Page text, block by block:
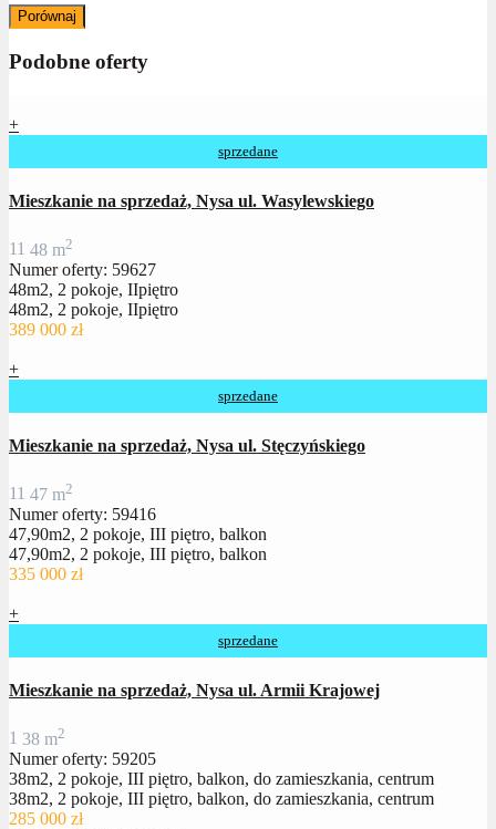
Porównaj
Podobne oferty
+
sprzedane
Mieszkanie na sprzedaż, Nysa ul. Wasylewskiego
11 48 m2
Numer oferty: 59627
48m2, 2 pokoje, IIpiętro
48m2, 2 pokoje, IIpiętro
389 000 zł
+
sprzedane
Mieszkanie na sprzedaż, Nysa ul. Stęczyńskiego
11 47 m2
Numer oferty: 59416
47,90m2, 2 pokoje, III piętro, balkon
47,90m2, 2 pokoje, III piętro, balkon
335 000 zł
+
sprzedane
Mieszkanie na sprzedaż, Nysa ul. Armii Krajowej
1 38 m2
Numer oferty: 59205
38m2, 2 pokoje, III piętro, balkon, do zamieszkania, centrum
38m2, 2 pokoje, III piętro, balkon, do zamieszkania, centrum
285 000 zł